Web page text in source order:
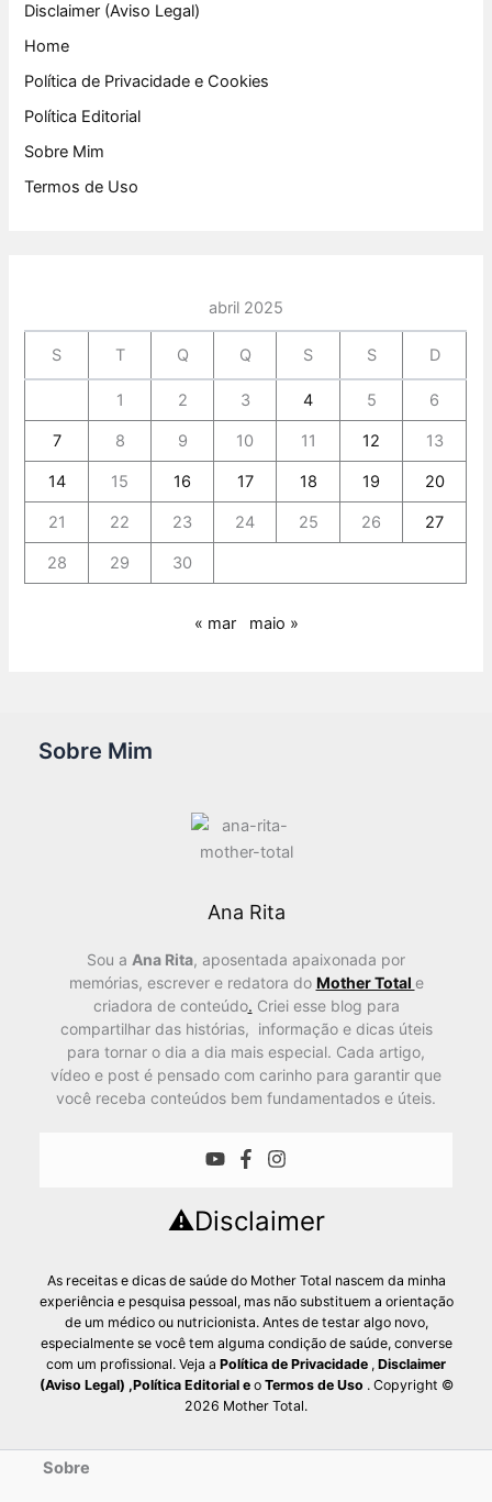
Disclaimer (Aviso Legal)
Home
Política de Privacidade e Cookies
Política Editorial
Sobre Mim
Termos de Uso
abril 2025
S T Q Q S S D
1 2 3 4 5 6
7 8 9 10 11 12 13
14 15 16 17 18 19 20
21 22 23 24 25 26 27
28 29 30
« mar maio »
Sobre Mim
Ana Rita
Sou a Ana Rita, aposentada apaixonada por
memórias, escrever e redatora do Mother Total e
criadora de conteúdo. Criei esse blog para
compartilhar das histórias, informação e dicas úteis
para tornar o dia a dia mais especial. Cada artigo,
vídeo e post é pensado com carinho para garantir que
você receba conteúdos bem fundamentados e úteis.
⚠️Disclaimer
As receitas e dicas de saúde do Mother Total nascem da minha
experiência e pesquisa pessoal, mas não substituem a orientação
de um médico ou nutricionista. Antes de testar algo novo,
especialmente se você tem alguma condição de saúde, converse
com um profissional. Veja a Política de Privacidade , Disclaimer
(Aviso Legal) ,Política Editoriale o Termos de Uso . Copyright ©
2026 Mother Total.
Sobre